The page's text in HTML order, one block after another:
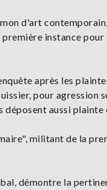
d'art
instance
après les
pour agression
déposent aussi
militant de la
démontre la